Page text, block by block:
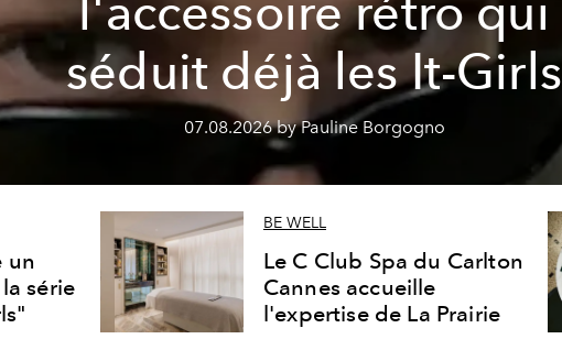
l'accessoire rétro qui
séduit déjà les It-Girls
07.08.2026 by Pauline Borgogno
un
série
BE WELL
Le C Club Spa du Carlton
Cannes accueille
l'expertise de La Prairie